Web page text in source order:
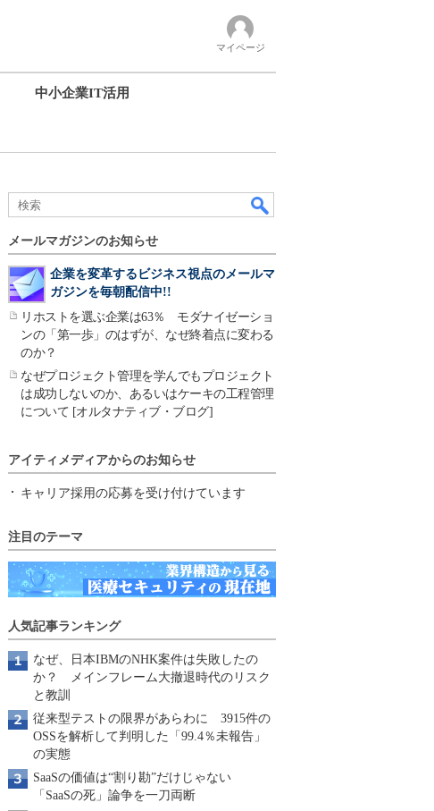
マイページ
中小企業IT活用
メールマガジンのお知らせ
企業を変革するビジネス視点のメールマ
ガジンを毎朝配信中!!
リホストを選ぶ企業は63％ モダナイゼーショ
ンの「第一歩」のはずが、なぜ終着点に変わる
のか？
なぜプロジェクト管理を学んでもプロジェクト
は成功しないのか、あるいはケーキの工程管理
について [オルタナティブ・ブログ]
アイティメディアからのお知らせ
キャリア採用の応募を受け付けています
注目のテーマ
人気記事ランキング
なぜ、日本IBMのNHK案件は失敗したの
か？ メインフレーム大撤退時代のリスク
と教訓
従来型テストの限界があらわに 3915件の
OSSを解析して判明した「99.4％未報告」
の実態
SaaSの価値は“割り勘”だけじゃない
「SaaSの死」論争を一刀両断